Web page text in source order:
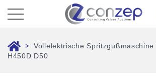
>Vollelektrische Spritzgußmaschine
H450D D50